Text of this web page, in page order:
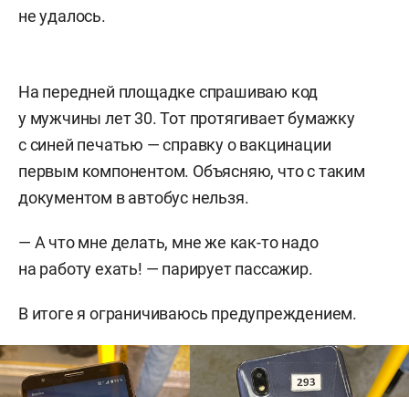
не удалось.
На передней площадке спрашиваю код
у мужчины лет 30. Тот протягивает бумажку
с синей печатью — справку о вакцинации
первым компонентом. Объясняю, что с таким
документом в автобус нельзя.
— А что мне делать, мне же как-то надо
на работу ехать! — парирует пассажир.
В итоге я ограничиваюсь предупреждением.